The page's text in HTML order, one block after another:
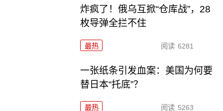
炸疯了！俄乌互掀“仓库战”，28
枚导弹全拦不住
最热 阅读 6281
一张纸条引发血案：美国为何要
替日本“托底”？
最热 阅读 5263